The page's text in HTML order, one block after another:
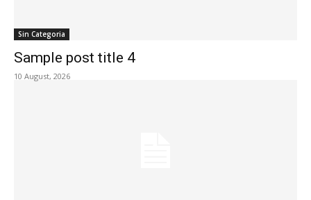
Sin Categoria
Sample post title 4
10 August, 2026